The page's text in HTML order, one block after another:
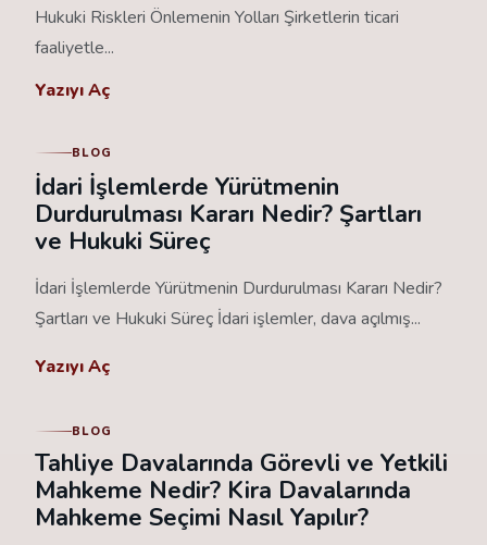
Hukuki Riskleri Önlemenin Yolları Şirketlerin ticari
faaliyetle...
Yazıyı Aç
BLOG
İdari İşlemlerde Yürütmenin
Durdurulması Kararı Nedir? Şartları
ve Hukuki Süreç
İdari İşlemlerde Yürütmenin Durdurulması Kararı Nedir?
Şartları ve Hukuki Süreç İdari işlemler, dava açılmış...
Yazıyı Aç
BLOG
Tahliye Davalarında Görevli ve Yetkili
Mahkeme Nedir? Kira Davalarında
Mahkeme Seçimi Nasıl Yapılır?